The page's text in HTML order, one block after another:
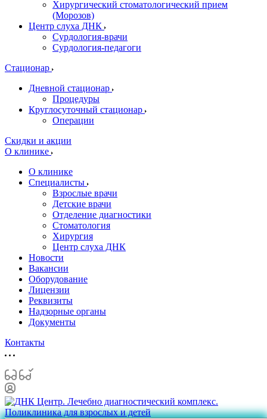
Хирургический стоматологический прием
(Морозов)
Центр слуха ДНК
Сурдология-врачи
Сурдология-педагоги
Стационар
Дневной стационар
Процедуры
Круглосуточный стационар
Операции
Скидки и акции
О клинике
О клинике
Специалисты
Взрослые врачи
Детские врачи
Отделение диагностики
Стоматология
Хирургия
Центр слуха ДНК
Новости
Вакансии
Оборудование
Лицензии
Реквизиты
Надзорные органы
Документы
Контакты